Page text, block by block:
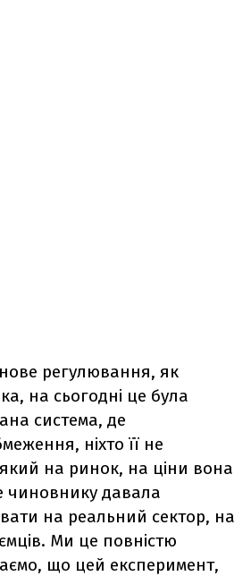
регулювання, як
на сьогодні це була
система, де
ніхто її не
на ринок, на ціни вона
чиновнику давала
на реальний сектор, на
Ми це повністю
що цей експеримент,